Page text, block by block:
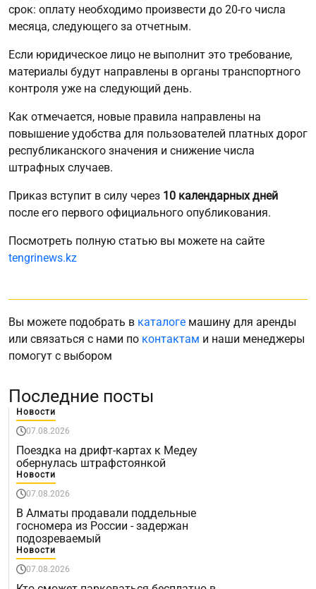
срок: оплату необходимо произвести до 20-го числа
месяца, следующего за отчетным.
Если юридическое лицо не выполнит это требование,
материалы будут направлены в органы транспортного
контроля уже на следующий день.
Как отмечается, новые правила направлены на
повышение удобства для пользователей платных дорог
республиканского значения и снижение числа
штрафных случаев.
Приказ вступит в силу через 10 календарных дней
после его первого официального опубликования.
Посмотреть полную статью вы можете на сайте
tengrinews.kz
Вы можете подобрать в каталоге машину для аренды
или связаться с нами по контактам и наши менеджеры
помогут с выбором
Последние посты
Новости
07.08.2026
Поездка на дрифт-картах к Медеу
обернулась штрафстоянкой
Новости
07.08.2026
В Алматы продавали поддельные
госномера из России - задержан
подозреваемый
Новости
07.08.2026